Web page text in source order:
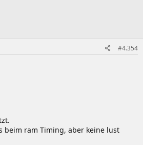
#4.354
beim ram Timing, aber keine lust